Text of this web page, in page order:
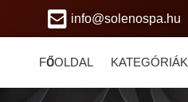
info@solenospa.hu
FŐOLDAL KATEGÓRIÁK